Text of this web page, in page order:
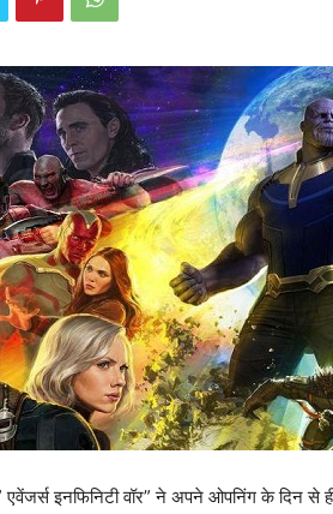
एवेंजर्स इनफिनिटी वॉर” ने अपने ओपनिंग के दिन से